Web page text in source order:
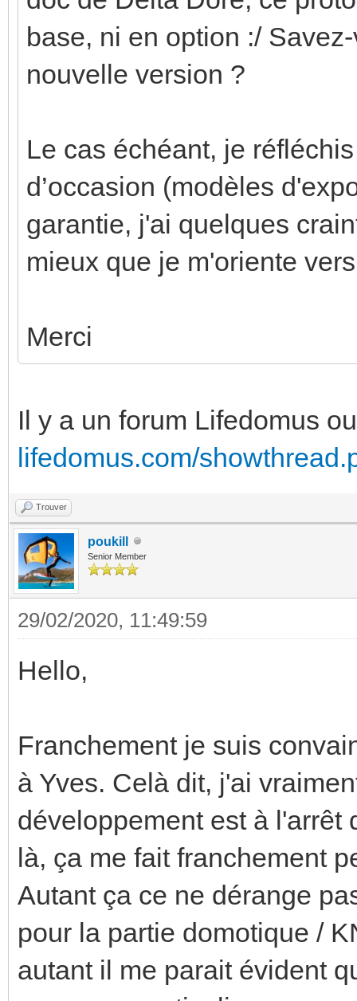
base, ni en option :/
nouvelle version ?
Le cas échéant, je
d’occasion (modèles
garantie, j'ai quelques
mieux que je m'oriente
Merci
Il y a un forum Lifedomus
lifedomus.com/
Trouver
poukill
Senior Member
29/02/2020, 11:49:59
Hello,
Franchement je suis
à Yves. Celà dit, j'ai
développement est à l'arrêt
là, ça me fait franchement
Autant ça ce ne dérange
pour la partie domotique /
autant il me parait évident